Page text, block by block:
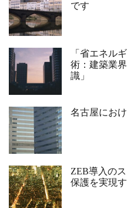
です
「省エネル
術：建築業
識」
名古屋にお
ZEB導入の
保護を実現